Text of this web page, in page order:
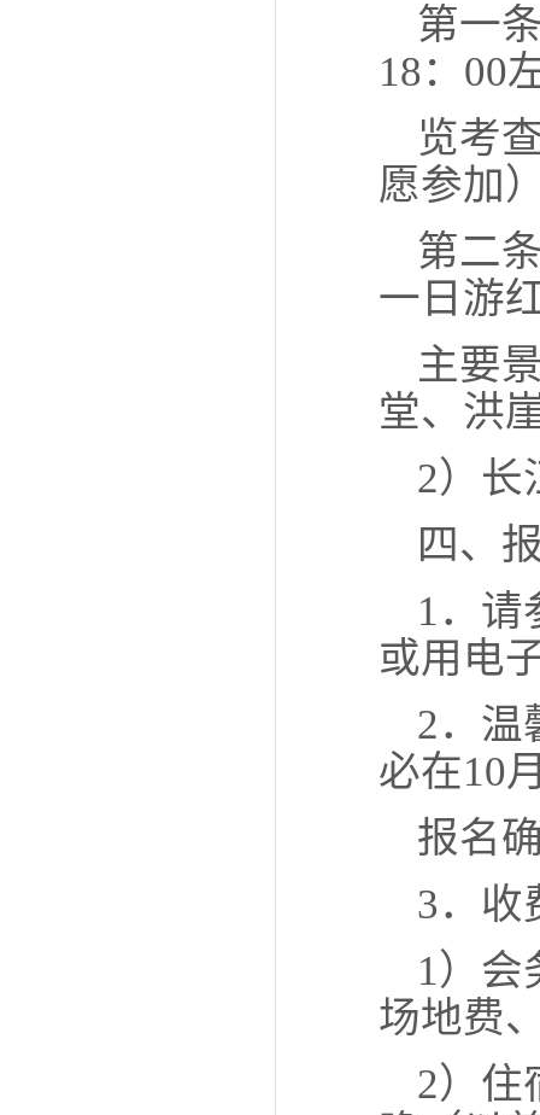
第一
18：00
览考
愿参加
第二
一日游
主要
堂、洪
2）长
四、
1．请
或用电
2．温
必在10
报名
3．收
1）会
场地费
2）住